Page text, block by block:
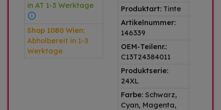
in AT 1-3 Werktage
Shop 1080 Wien:
Abholbereit in 1-3
Werktage
Produktart: Tinte
Artikelnummer:
146339
OEM-Teilenr.:
C13T24384011
Produktserie:
24XL
Farbe: Schwarz,
Cyan, Magenta,